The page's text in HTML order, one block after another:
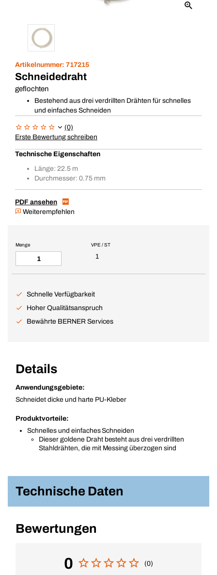
Artikelnummer: 717215
Schneidedraht
geflochten
Bestehend aus drei verdrillten Drähten für schnelles
und einfaches Schneiden
(0)
Erste Bewertung schreiben
Technische Eigenschaften
Länge: 22.5 m
Durchmesser: 0.75 mm
PDF ansehen
Weiterempfehlen
VPE / ST
1
Menge
Schnelle Verfügbarkeit
Hoher Qualitätsanspruch
Bewährte BERNER Services
Details
Anwendungsgebiete:
Schneidet dicke und harte PU-Kleber
Produktvorteile:
Schnelles und einfaches Schneiden
Dieser goldene Draht besteht aus drei verdrillten
Stahldrähten, die mit Messing überzogen sind
Technische Daten
Bewertungen
0 (0)